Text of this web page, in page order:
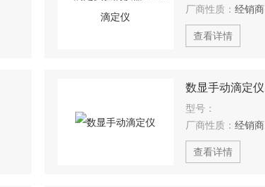
厂商性质： 经销商
查看详情
数显手动滴定仪
型号：
厂商性质： 经销商
查看详情